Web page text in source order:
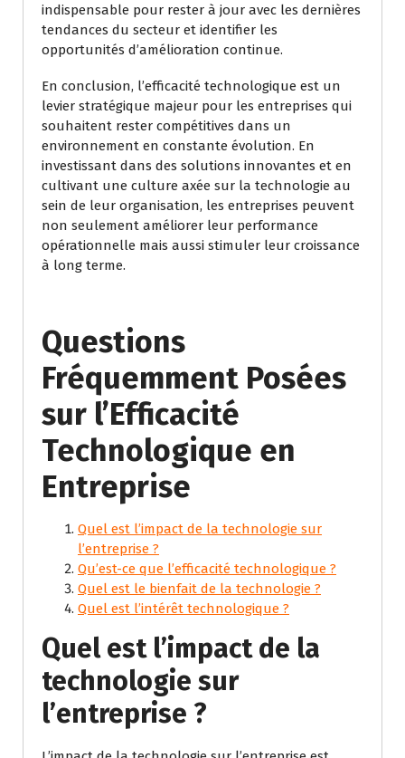
indispensable pour rester à jour avec les dernières
tendances du secteur et identifier les
opportunités d’amélioration continue.
En conclusion, l’efficacité technologique est un
levier stratégique majeur pour les entreprises qui
souhaitent rester compétitives dans un
environnement en constante évolution. En
investissant dans des solutions innovantes et en
cultivant une culture axée sur la technologie au
sein de leur organisation, les entreprises peuvent
non seulement améliorer leur performance
opérationnelle mais aussi stimuler leur croissance
à long terme.
Questions
Fréquemment Posées
sur l’Efficacité
Technologique en
Entreprise
Quel est l’impact de la technologie sur
l’entreprise ?
Qu’est-ce que l’efficacité technologique ?
Quel est le bienfait de la technologie ?
Quel est l’intérêt technologique ?
Quel est l’impact de la
technologie sur
l’entreprise ?